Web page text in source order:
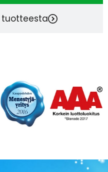
tuotteesta